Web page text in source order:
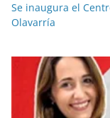
Se inaugura el
Olavarría